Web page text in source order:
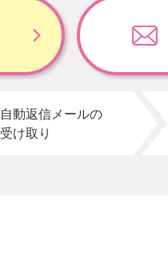
自動返信メールの
受け取り